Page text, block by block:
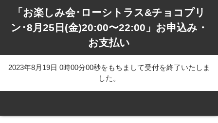
「お楽しみ会･ローシトラス&チョコプリ
ン･8月25日(金)20:00〜22:00」お申込み・
お支払い
2023年8月19日 0時00分00秒をもちまして受付を終了いたしま
した。